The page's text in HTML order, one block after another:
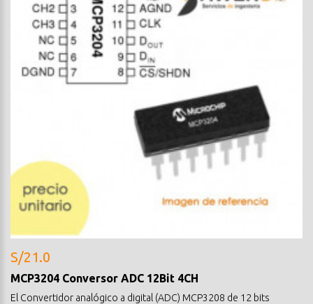
S/21.0
MCP3204 Conversor ADC 12Bit 4CH
El Convertidor analógico a digital (ADC) MCP3208 de 12 bits